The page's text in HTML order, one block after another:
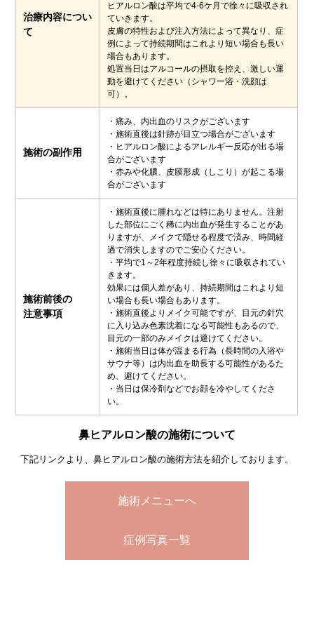
治療内容につい
て
ヒアルロン酸は平均で4-6ケ月で徐々に吸収され
ていきます。
皮膚の特性および注入方法によって異なり、症
例によって持続期間はこれより短い場合も長い
場合もあります。
処置当日はアルコールの摂取を控え、激しい運
動を避けてください（シャワー浴・洗顔は
可）。
施術の副作用
・痛み、内出血のリスクがございます
・施術直後は針跡が目立つ場合がございます
・ヒアルロン酸によるアレルギー反応が出る場
合がございます
・赤みや化膿、皮膜形成（しこり）が起こる場
合がございます
施術前後の
注意事項
・施術直後に腫れなどは特にありません。注射
した部位にごく稀に内出血が発生することがあ
りますが、メイクで隠せる程度で済み、時間経
過で消失しますのでご安心ください。
・平均で1～2年程度持続し徐々に吸収されてい
きます。
効果には個人差があり、持続期間はこれより短
い場合も長い場合もあります。
・施術直後よりメイク可能ですが、目元の針穴
に入り込み色素沈着になる可能性もあるので、
目元の一部のみメイクは避けてください。
・施術当日は体が温まる行為（長時間の入浴や
サウナ等）は内出血を助長する可能性があるた
め、避けてください。
・当日は保冷剤などでお顔を冷やしてくださ
い。
鼻ヒアルロン酸の施術について
下記リンクより、鼻ヒアルロン酸の施術方法を紹介しております。
施術メニューへ
症例写真一覧